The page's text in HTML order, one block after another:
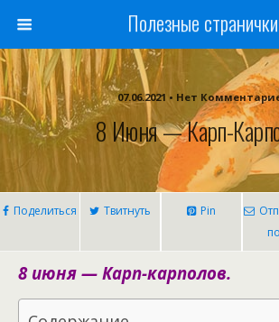
Полезные странички
07.06.2021 • Нет
8 Июня — Карп-
Поделиться Твитнуть Pin
8 июня — Карп-карполов.